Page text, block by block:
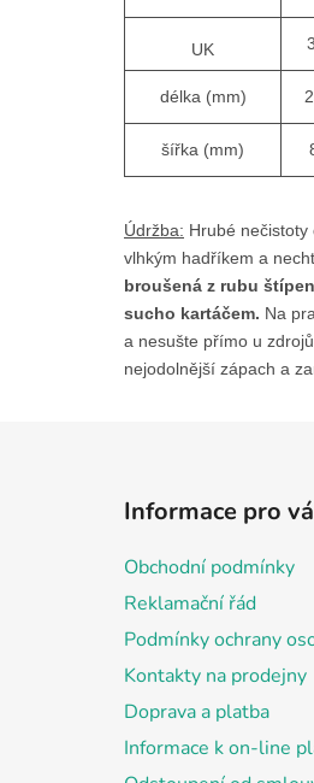
UK
délka (mm)
šířka (mm)
Údržba: Hrubé
vlhkým hadříkem a
broušená z rubu
sucho kartáčem. Na
a nesušte přímo u
nejodolnější zápach a
Informace pro
Obchodní podmínky
Reklamační řád
Podmínky ochrany
Kontakty na prodejny
Doprava a platba
Informace k on-line